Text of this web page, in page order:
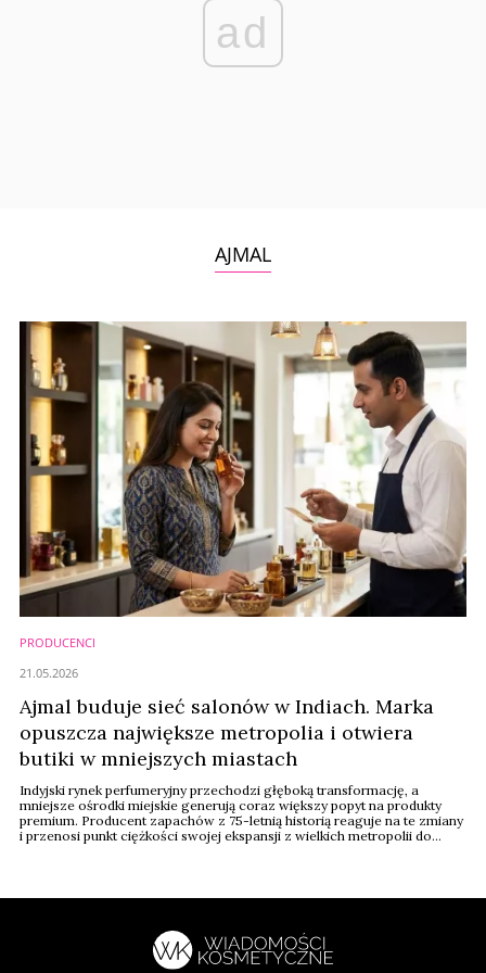
ad
AJMAL
PRODUCENCI
Ajmal buduje sieć salonów w Indiach. Marka
opuszcza największe metropolia i otwiera
butiki w mniejszych miastach
Indyjski rynek perfumeryjny przechodzi głęboką transformację, a
mniejsze ośrodki miejskie generują coraz większy popyt na produkty
premium. Producent zapachów z 75-letnią historią reaguje na te zmiany
i przenosi punkt ciężkości swojej ekspansji z wielkich metropolii do
21.05.2026